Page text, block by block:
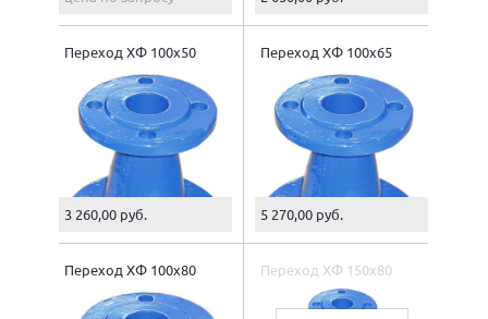
Переход ХФ 100х50
3 260,00 руб.
Переход ХФ 100х65
5 270,00 руб.
Переход ХФ 100х80 Переход ХФ 150х80